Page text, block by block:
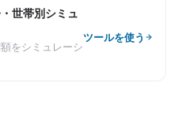
世帯別シミュ
をシミュレーシ
ツールを使う